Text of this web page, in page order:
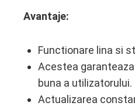
Avantaje:
Functionare lina si
Acestea
buna a utilizatorului.
Actualizarea